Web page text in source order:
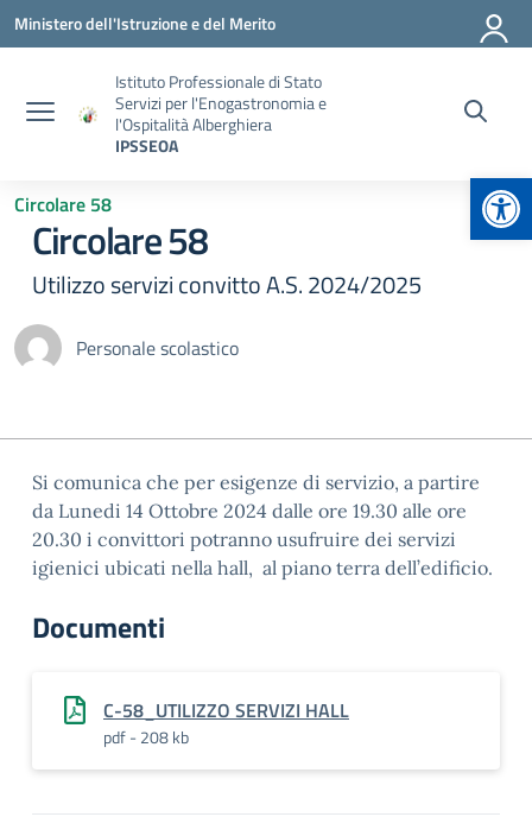
Vai ai contenuti
Vai al menu di navigazione
Vai al footer
Ministero dell'Istruzione e del Merito
Istituto Professionale di Stato
Servizi per l'Enogastronomia e
l'Ospitalità Alberghiera
IPSSEOA
Circolare 58
Circolare 58
Utilizzo servizi convitto A.S. 2024/2025
Personale scolastico
Si comunica che per esigenze di servizio, a partire
da Lunedi 14 Ottobre 2024 dalle ore 19.30 alle ore
20.30 i convittori potranno usufruire dei servizi
igienici ubicati nella hall, al piano terra dell’edificio.
Documenti
C-58_UTILIZZO SERVIZI HALL
pdf - 208 kb